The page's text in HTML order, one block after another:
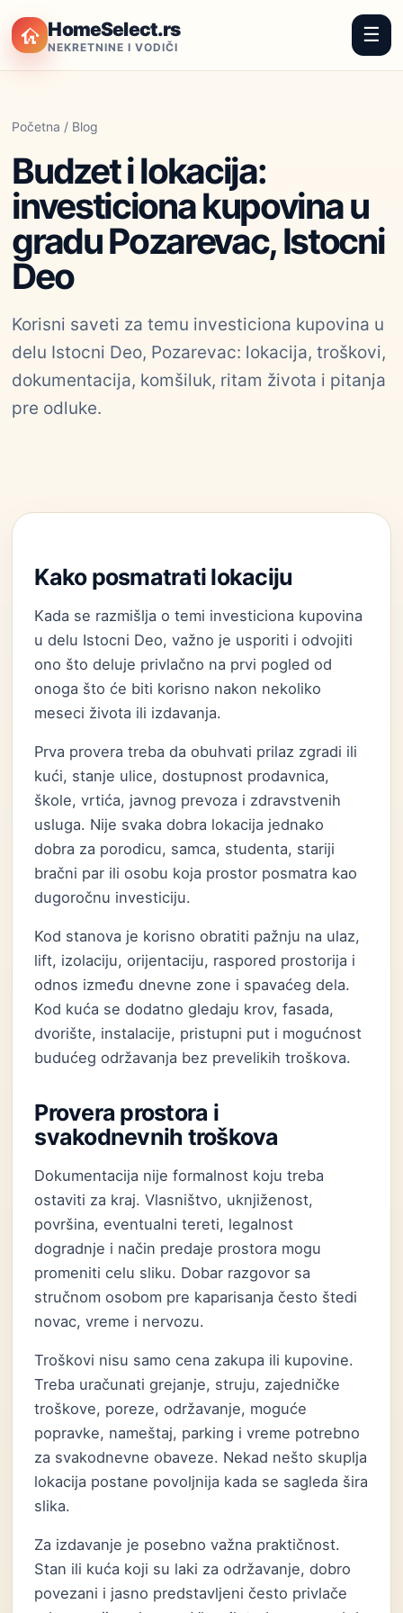
HomeSelect.rs
NEKRETNINE I VODIČI
☰
Početna / Blog
Budzet i lokacija:
investiciona kupovina u
gradu Pozarevac, Istocni
Deo
Korisni saveti za temu investiciona kupovina u
delu Istocni Deo, Pozarevac: lokacija, troškovi,
dokumentacija, komšiluk, ritam života i pitanja
pre odluke.
Kako posmatrati lokaciju
Kada se razmišlja o temi investiciona kupovina
u delu Istocni Deo, važno je usporiti i odvojiti
ono što deluje privlačno na prvi pogled od
onoga što će biti korisno nakon nekoliko
meseci života ili izdavanja.
Prva provera treba da obuhvati prilaz zgradi ili
kući, stanje ulice, dostupnost prodavnica,
škole, vrtića, javnog prevoza i zdravstvenih
usluga. Nije svaka dobra lokacija jednako
dobra za porodicu, samca, studenta, stariji
bračni par ili osobu koja prostor posmatra kao
dugoročnu investiciju.
Kod stanova je korisno obratiti pažnju na ulaz,
lift, izolaciju, orijentaciju, raspored prostorija i
odnos između dnevne zone i spavaćeg dela.
Kod kuća se dodatno gledaju krov, fasada,
dvorište, instalacije, pristupni put i mogućnost
budućeg održavanja bez prevelikih troškova.
Provera prostora i
svakodnevnih troškova
Dokumentacija nije formalnost koju treba
ostaviti za kraj. Vlasništvo, uknjiženost,
površina, eventualni tereti, legalnost
dogradnje i način predaje prostora mogu
promeniti celu sliku. Dobar razgovor sa
stručnom osobom pre kaparisanja često štedi
novac, vreme i nervozu.
Troškovi nisu samo cena zakupa ili kupovine.
Treba uračunati grejanje, struju, zajedničke
troškove, poreze, održavanje, moguće
popravke, nameštaj, parking i vreme potrebno
za svakodnevne obaveze. Nekad nešto skuplja
lokacija postane povoljnija kada se sagleda šira
slika.
Za izdavanje je posebno važna praktičnost.
Stan ili kuća koji su laki za održavanje, dobro
povezani i jasno predstavljeni često privlače